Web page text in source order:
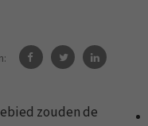
zouden de